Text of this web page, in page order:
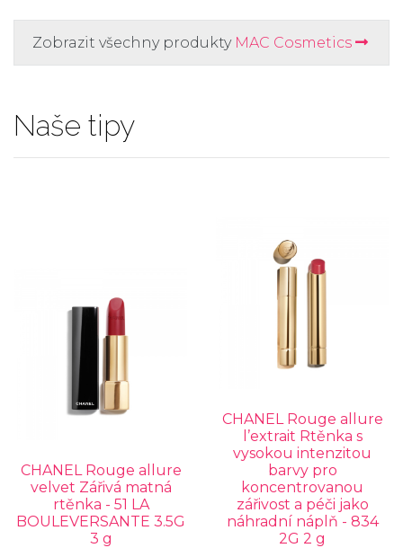
Zobrazit všechny produkty MAC Cosmetics
Naše tipy
CHANEL Rouge allure
velvet Zářivá matná
rtěnka - 51 LA
BOULEVERSANTE 3.5G
3 g
CHANEL Rouge allure
l’extrait Rtěnka s
vysokou intenzitou
barvy pro
koncentrovanou
zářivost a péči jako
náhradní náplň - 834
2G 2 g